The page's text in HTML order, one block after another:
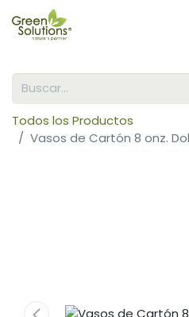
Todos los Productos
Vasos de Cartón 8 onz.